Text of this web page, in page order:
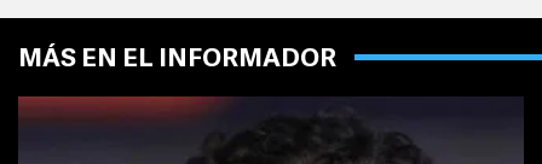
MÁS EN EL INFORMADOR